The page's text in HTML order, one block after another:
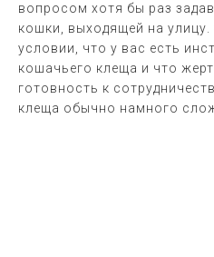
вопросом хотя бы раз
кошки, выходящей на
условии, что у вас есть
кошачьего клеща и что
готовность к
клеща обычно намного